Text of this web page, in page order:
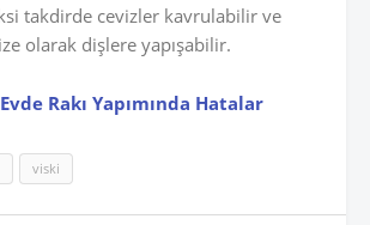
takdirde cevizler kavrulabilir ve
olarak dişlere yapışabilir.
Evde Rakı Yapımında Hatalar
viski